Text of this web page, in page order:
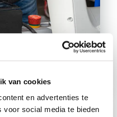
van cookies
en advertenties te
voor social media te bieden